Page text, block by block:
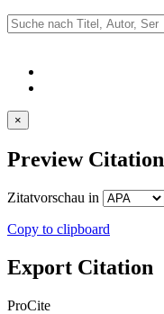
×
Preview Citation
Zitatvorschau in
Copy to clipboard
Export Citation
ProCite